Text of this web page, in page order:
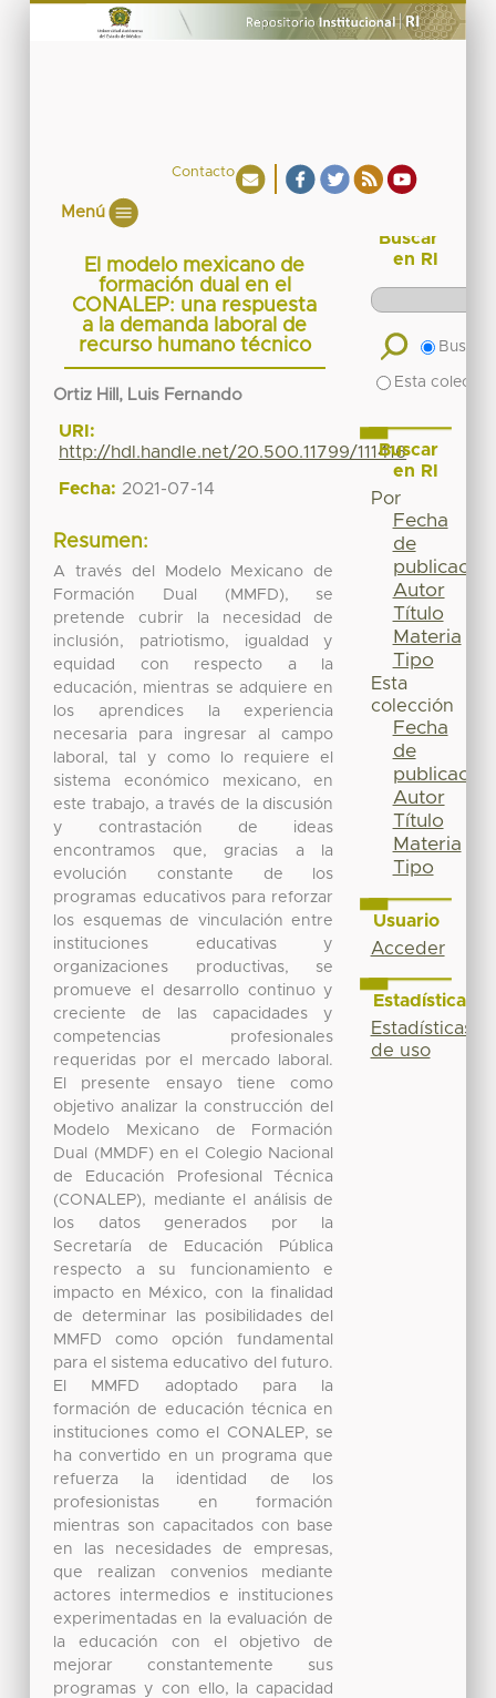
Contacto
Menú
El modelo mexicano de
formación dual en el
CONALEP: una respuesta
a la demanda laboral de
recurso humano técnico
Ortiz Hill, Luis Fernando
URI:
http://hdl.handle.net/20.500.11799/111416
Fecha: 2021-07-14
Resumen:
A través del Modelo Mexicano de
Formación Dual (MMFD), se
pretende cubrir la necesidad de
inclusión, patriotismo, igualdad y
equidad con respecto a la
educación, mientras se adquiere en
los aprendices la experiencia
necesaria para ingresar al campo
laboral, tal y como lo requiere el
sistema económico mexicano, en
este trabajo, a través de la discusión
y contrastación de ideas
encontramos que, gracias a la
evolución constante de los
programas educativos para reforzar
los esquemas de vinculación entre
instituciones educativas y
organizaciones productivas, se
promueve el desarrollo continuo y
creciente de las capacidades y
competencias profesionales
requeridas por el mercado laboral.
El presente ensayo tiene como
objetivo analizar la construcción del
Modelo Mexicano de Formación
Dual (MMDF) en el Colegio Nacional
de Educación Profesional Técnica
(CONALEP), mediante el análisis de
los datos generados por la
Secretaría de Educación Pública
respecto a su funcionamiento e
impacto en México, con la finalidad
de determinar las posibilidades del
MMFD como opción fundamental
para el sistema educativo del futuro.
El MMFD adoptado para la
formación de educación técnica en
instituciones como el CONALEP, se
ha convertido en un programa que
refuerza la identidad de los
profesionistas en formación
mientras son capacitados con base
en las necesidades de empresas,
que realizan convenios mediante
actores intermedios e instituciones
experimentadas en la evaluación de
la educación con el objetivo de
mejorar constantemente sus
programas y con ello, la capacidad
Buscar
en RI
Buscar
Esta
Buscar
en RI
Por
Fecha
de
publicación
Autor
Título
Materia
Tipo
Esta
colección
Fecha
de
publicación
Autor
Título
Materia
Tipo
Usuario
Acceder
Estadísticas
Estadísticas
de uso